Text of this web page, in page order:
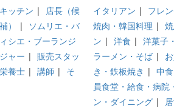
キッチン | 店長（候
） |
ソムリエ・バ
シエ・ブーランジ
ャー | 販売スタッ
養士| 講師 | そ
イタリアン | フレ
焼肉・韓国料理 |
ン | 洋食 | 洋菓子
ラーメン・そば |
き・鉄板焼き | 中
員食堂・給食・病院
ン・ダイニング |